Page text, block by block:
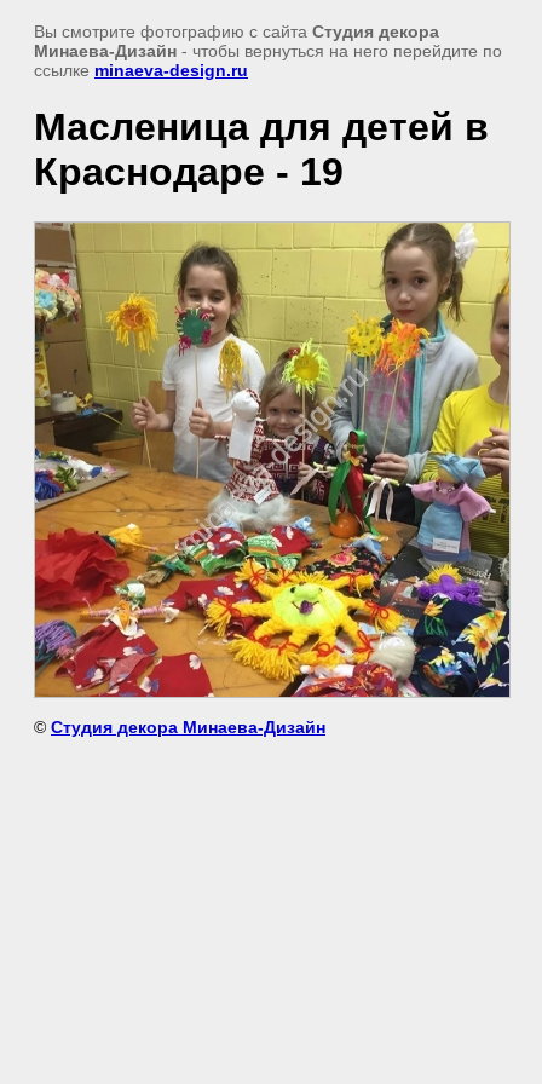
Вы смотрите фотографию с сайта Студия декора
Минаева-Дизайн - чтобы вернуться на него перейдите по
ссылке minaeva-design.ru
Масленица для детей в
Краснодаре - 19
© Студия декора Минаева-Дизайн